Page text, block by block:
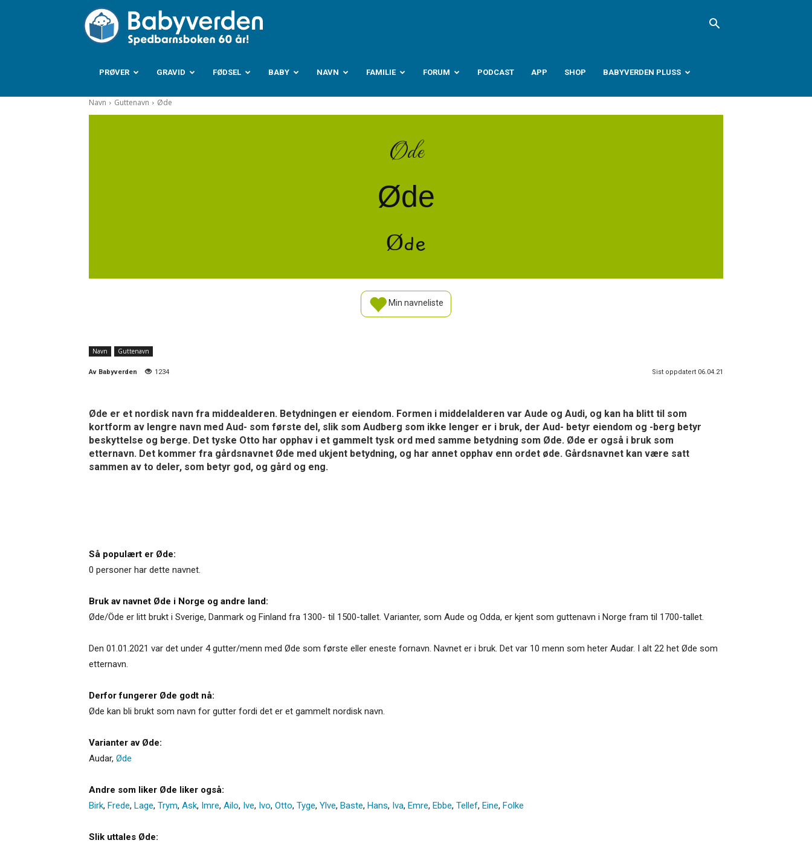
Babyverden.no
PRØVER GRAVID FØDSEL BABY NAVN FAMILIE FORUM PODCAST APP SHOP BABYVERDEN PLUSS
Navn Guttenavn Øde
Øde
Øde
Øde
Min navneliste
Navn Guttenavn
Av Babyverden 1234 Sist oppdatert 06.04.21
Øde er et nordisk navn fra middealderen. Betydningen er eiendom. Formen i middelalderen var Aude og Audi, og kan ha blitt til som
kortform av lengre navn med Aud- som første del, slik som Audberg som ikke lenger er i bruk, der Aud- betyr eiendom og -berg betyr
beskyttelse og berge. Det tyske Otto har opphav i et gammelt tysk ord med samme betydning som Øde. Øde er også i bruk som
etternavn. Det kommer fra gårdsnavnet Øde med ukjent betydning, og har annet opphav enn ordet øde. Gårdsnavnet kan være satt
sammen av to deler, som betyr god, og gård og eng.
Så populært er Øde:
0 personer har dette navnet.
Bruk av navnet Øde i Norge og andre land:
Øde/Öde er litt brukt i Sverige, Danmark og Finland fra 1300- til 1500-tallet. Varianter, som Aude og Odda, er kjent som guttenavn i Norge fram til 1700-tallet.
Den 01.01.2021 var det under 4 gutter/menn med Øde som første eller eneste fornavn. Navnet er i bruk. Det var 10 menn som heter Audar. I alt 22 het Øde som
etternavn.
Derfor fungerer Øde godt nå:
Øde kan bli brukt som navn for gutter fordi det er et gammelt nordisk navn.
Varianter av Øde:
Audar, Øde
Andre som liker Øde liker også:
Birk, Frede, Lage, Trym, Ask, Imre, Ailo, Ive, Ivo, Otto, Tyge, Ylve, Baste, Hans, Iva, Emre, Ebbe, Tellef, Eine, Folke
Slik uttales Øde: